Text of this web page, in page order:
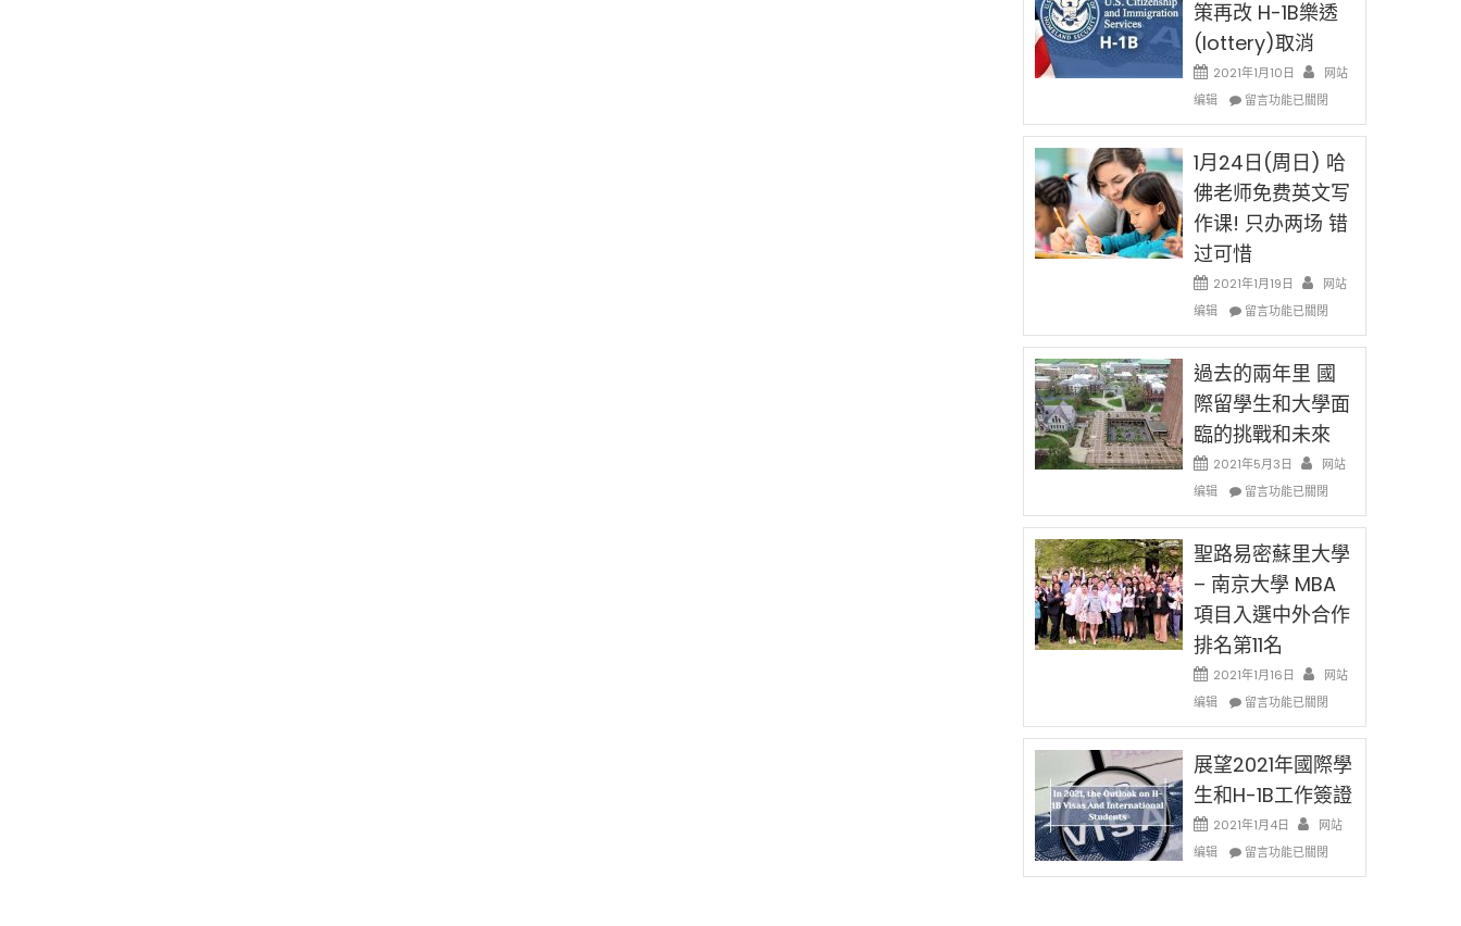
在
開
始
OPT
開
中
讓
錢
話
申
請
H-
1B
簽
證
高
薪
者
先
得〉
策再改 H-1B樂透
(lottery)取消
2021年1月10日
网站
编辑
在
任
在
即
移
民
政
策
再
改
H-
1B
樂
透
(lottery)
取
消〉
中
留言功能已關閉
1月24日(周日) 哈
佛老师免费英文写
作课! 只办两场 错
过可惜
2021年1月19日
网站
编辑
在
月
24
日
(周
日)
佛
老
师
免
费
英
文
写
作
课!
只
办
场
错
可
惜〉
中
留言功能已關閉
過去的兩年里 國
際留學生和大學面
臨的挑戰和未來
2021年5月3日
网站
编辑
在
去
的
兩
年
里
國
際
留
學
生
和
大
學
面
臨
挑
戰
留言功能已關閉
聖路易密蘇里大學
– 南京大學 MBA
項目入選中外合作
排名第11名
2021年1月16日
网站
编辑
在
路
易
蘇
里
大
學
–
留言功能已關閉
展望2021年國際學
生和H-1B工作簽證
2021年1月4日
网站
编辑
在
留言功能已關閉